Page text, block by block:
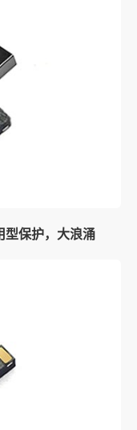
保护，大浪涌